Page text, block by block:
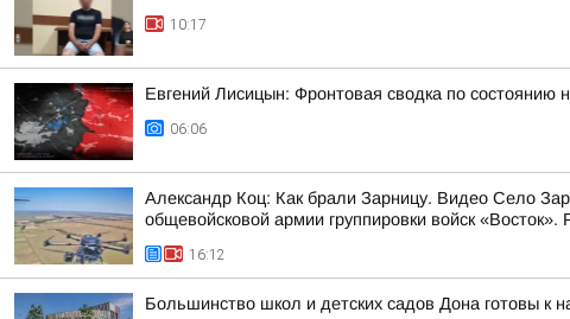
10:17
Евгений Лисицын: Фронтовая сводка по состоянию
06:06
Александр Коц: Как брали Зарницу. Видео Село
общевойсковой армии группировки войск «Восток».
16:12
Большинство школ и детских садов Дона готовы к